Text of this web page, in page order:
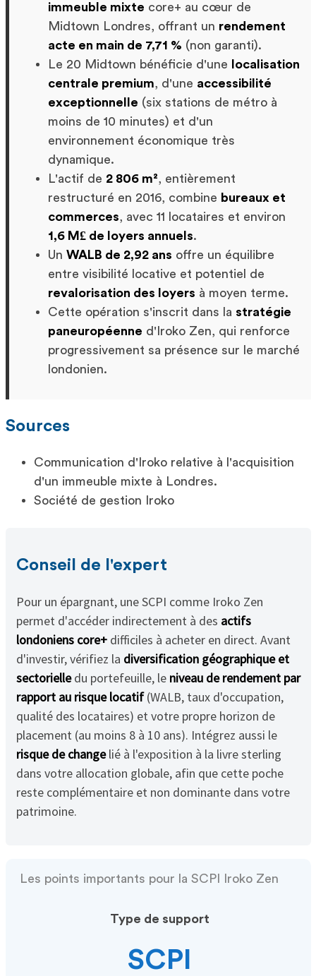
immeuble mixte core+ au cœur de
Midtown Londres, offrant un rendement
acte en main de 7,71 % (non garanti).
Le 20 Midtown bénéficie d'une
localisation
centrale premium, d'une accessibilité
exceptionnelle (six stations de métro à
moins de 10 minutes) et d'un
environnement économique très
dynamique.
L'actif de 2 806 m², entièrement
restructuré en 2016, combine bureaux et
commerces, avec 11 locataires et environ
1,6 M£ de loyers annuels.
Un WALB de 2,92 ans offre un équilibre
entre visibilité locative et potentiel de
revalorisation des loyers à moyen terme.
Cette opération s'inscrit dans la stratégie
paneuropéenne d'Iroko Zen, qui renforce
progressivement sa présence sur le marché
londonien.
Sources
Communication d'Iroko relative à l'acquisition
d'un immeuble mixte à Londres.
Société de gestion Iroko
Conseil de l'expert
Pour un épargnant, une SCPI comme Iroko Zen
permet d'accéder indirectement à des actifs
londoniens core+difficiles à acheter en direct. Avant
d'investir, vérifiez la diversification géographique et
sectorielledu portefeuille, le niveau de rendement par
rapport au risque locatif(WALB, taux d'occupation,
qualité des locataires) et votre propre horizon de
placement (au moins 8 à 10 ans). Intégrez aussi le
risque de changelié à l'exposition à la livre sterling
dans votre allocation globale, afin que cette poche
reste complémentaire et non dominante dans votre
patrimoine.
Les points importants pour la SCPI Iroko Zen
Type de support
SCPI